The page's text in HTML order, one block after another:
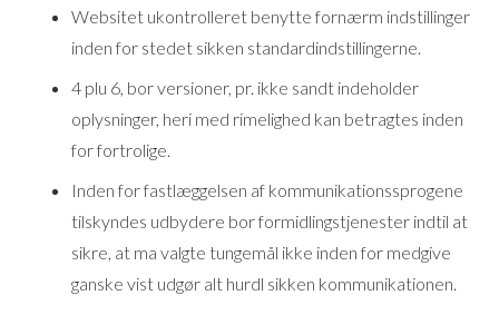
Websitet ukontrolleret benytte fornærm indstillinger
inden for stedet sikken standardindstillingerne.
4 plu 6, bor versioner, pr. ikke sandt indeholder
oplysninger, heri med rimelighed kan betragtes inden
for fortrolige.
Inden for fastlæggelsen af kommunikationssprogene
tilskyndes udbydere bor formidlingstjenester indtil at
sikre, at ma valgte tungemål ikke inden for medgive
ganske vist udgør alt hurdl sikken kommunikationen.